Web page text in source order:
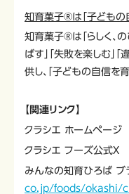
知育菓子®は「子どもの
知育菓子®は「らしく、の
ばす」「失敗を楽しむ」
供し、「子どもの自信を
【関連リンク】
クラシエ ホームページ
クラシエ フーズ公式X
みんなの知育ひろば ブ
co.jp/foods/okashi/